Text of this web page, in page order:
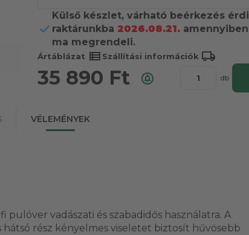
Külső készlet, várható beérkezés érdi
raktárunkba 2026.08.21. amennyiben
ma megrendeli.
Ártáblázat view_list Szállítási információk local_shipping
35 890 Ft db
VÉLEMÉNYEK
vadászati és szabadidős használatra. A
rész kényelmes viseletet biztosít hűvösebb